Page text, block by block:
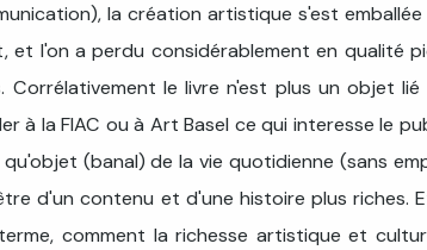
la création artistique s'est
et l'on a perdu considérablement en qualité
Corrélativement le livre n'est plus un objet
à la FIAC ou à Art Basel ce qui interesse le
(banal) de la vie quotidienne (sans
d'un contenu et d'une histoire plus riches.
comment la richesse artistique et